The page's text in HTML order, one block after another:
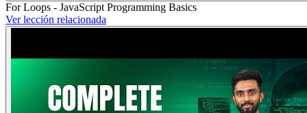
For Loops - JavaScript Programming Basics
Ver lección relacionada